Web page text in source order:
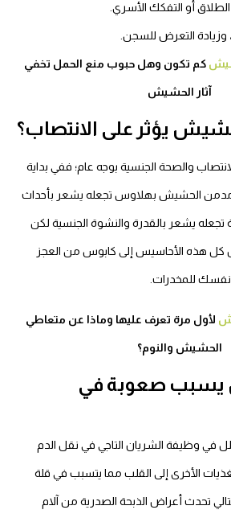
أو التفكك الأسري.
وزيادة التعرض للسجن
كم تكون وهل حبوب منع الحمل تخفي
آثار الحشيش
يؤثر على الانتصاب؟
والصحة الجنسية بوجه عام؛ ففي بداية
الحشيش بهلاوس تجعله يشعر بأحداث
تجعله يشعر بالقدرة والنشوة الجنسية لكن
كل هذه الأحاسيس إلى كابوس من العجز
نفسك للمخدرات.
لأول مرة تعرف عليها وماذا عن متعاطي
الحشيش والنوم؟
صعوبة في
في وظيفة الشريان التاجي في نقل الدم
الأخرى إلى القلب مما يتسبب في قلة
تحدث أعراض الذبحة الصدرية من آلام